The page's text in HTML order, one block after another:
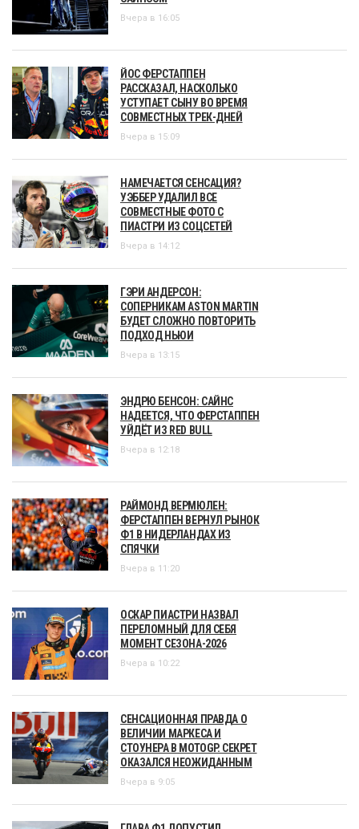
Вчера в 16:05
ЙОС ФЕРСТАППЕН
РАССКАЗАЛ, НАСКОЛЬКО
УСТУПАЕТ СЫНУ ВО ВРЕМЯ
СОВМЕСТНЫХ ТРЕК-ДНЕЙ
Вчера в 15:09
НАМЕЧАЕТСЯ СЕНСАЦИЯ?
УЭББЕР УДАЛИЛ ВСЕ
СОВМЕСТНЫЕ ФОТО С
ПИАСТРИ ИЗ СОЦСЕТЕЙ
Вчера в 14:12
ГЭРИ АНДЕРСОН:
СОПЕРНИКАМ ASTON MARTIN
БУДЕТ СЛОЖНО ПОВТОРИТЬ
ПОДХОД НЬЮИ
Вчера в 13:15
ЭНДРЮ БЕНСОН: САЙНС
НАДЕЕТСЯ, ЧТО ФЕРСТАППЕН
УЙДЁТ ИЗ RED BULL
Вчера в 12:18
РАЙМОНД ВЕРМЮЛЕН:
ФЕРСТАППЕН ВЕРНУЛ РЫНОК
Ф1 В НИДЕРЛАНДАХ ИЗ
СПЯЧКИ
Вчера в 11:20
ОСКАР ПИАСТРИ НАЗВАЛ
ПЕРЕЛОМНЫЙ ДЛЯ СЕБЯ
МОМЕНТ СЕЗОНА-2026
Вчера в 10:22
СЕНСАЦИОННАЯ ПРАВДА О
ВЕЛИЧИИ МАРКЕСА И
СТОУНЕРА В MOTOGP. СЕКРЕТ
ОКАЗАЛСЯ НЕОЖИДАННЫМ
Вчера в 9:05